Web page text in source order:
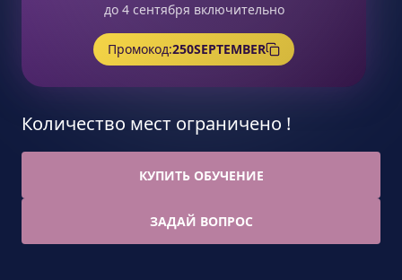
до 4 сентября включительно
Промокод:250SEPTEMBER
Количество мест ограничено !
КУПИТЬ ОБУЧЕНИЕ
ЗАДАЙ ВОПРОС